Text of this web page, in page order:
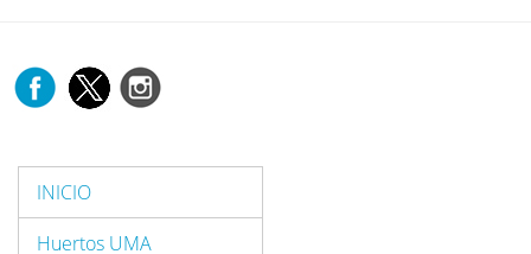
INICIO
Huertos UMA